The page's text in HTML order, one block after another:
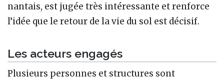
nantais, est jugée très intéressante et renforce
l’idée que le retour de la vie du sol est décisif.
Les acteurs engagés
Plusieurs personnes et structures sont